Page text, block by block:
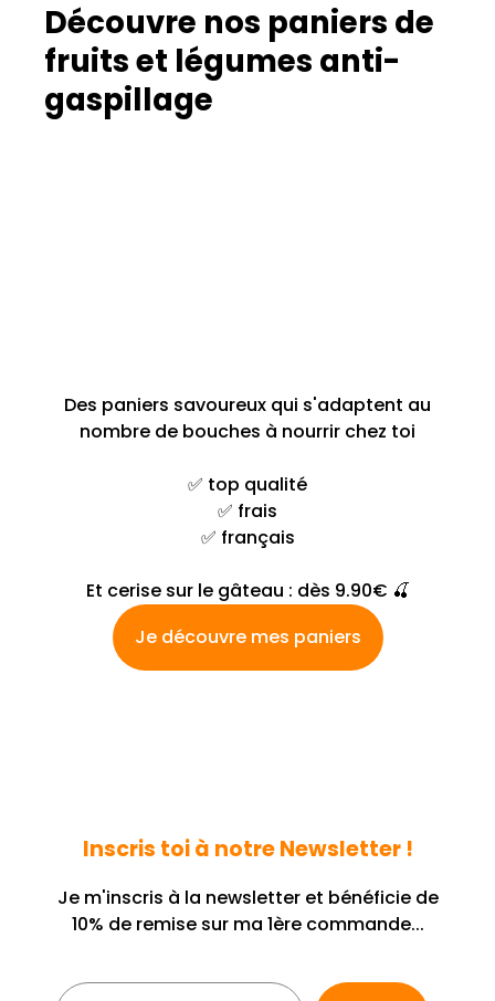
Découvre nos paniers de
fruits et légumes anti-
gaspillage
Des paniers savoureux qui s'adaptent au
nombre de bouches à nourrir chez toi
✅ top qualité
✅ frais
✅ français
Et cerise sur le gâteau : dès 9.90€ 🍒
Je découvre mes paniers
Inscris toi à notre Newsletter !
Je m'inscris à la newsletter et bénéficie de
10% de remise sur ma 1ère commande...